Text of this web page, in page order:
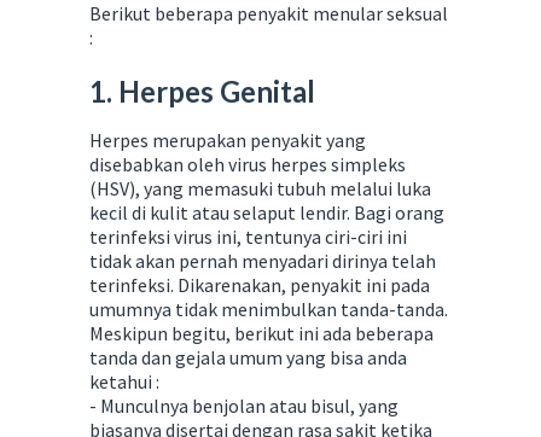
Berikut beberapa penyakit menular seksual
:
1. Herpes Genital
Herpes merupakan penyakit yang
disebabkan oleh virus herpes simpleks
(HSV), yang memasuki tubuh melalui luka
kecil di kulit atau selaput lendir. Bagi orang
terinfeksi virus ini, tentunya ciri-ciri ini
tidak akan pernah menyadari dirinya telah
terinfeksi. Dikarenakan, penyakit ini pada
umumnya tidak menimbulkan tanda-tanda.
Meskipun begitu, berikut ini ada beberapa
tanda dan gejala umum yang bisa anda
ketahui :
- Munculnya benjolan atau bisul, yang
biasanya disertai dengan rasa sakit ketika